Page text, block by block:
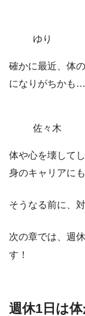
ゆり
確かに最近、体
になりがちかも…
佐々木
体や心を壊して
身のキャリアに
そうなる前に、
次の章では、週
す！
週休1日は